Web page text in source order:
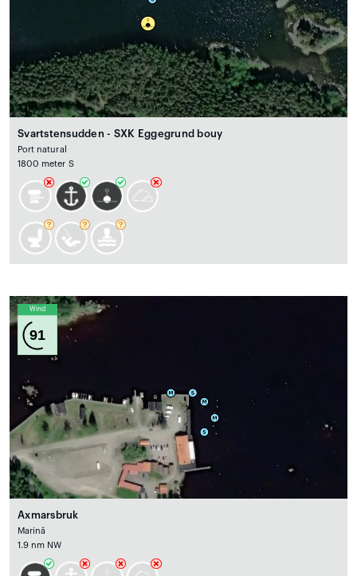
Svartstensudden - SXK Eggegrund bouy
Port natural
1800 meter S
Wind
91
Axmarsbruk
Marină
1.9 nm NW